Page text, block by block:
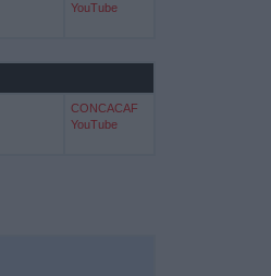
YouTube
CONCACAF
YouTube